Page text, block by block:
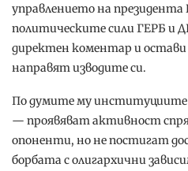
управлението на президента
политическите сили ГЕРБ и
директен коментар и
направят изводите си.
По думите му
— проявяват активност
опоненти, но не постигат
борбата с олигархични